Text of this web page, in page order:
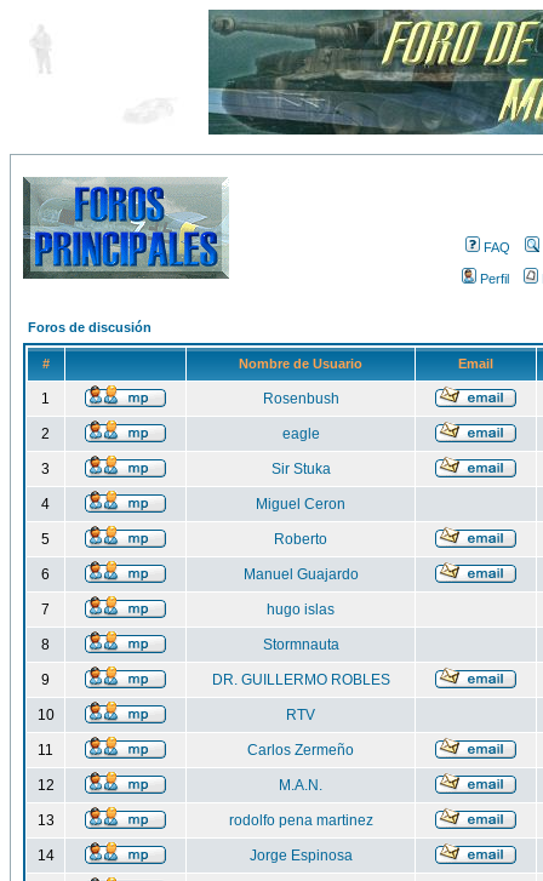
FAQ
Perfil
Foros de discusión
# Nombre de Usuario Email
1 Rosenbush
2 eagle
3 Sir Stuka
4 Miguel Ceron
5 Roberto
6 Manuel Guajardo
7 hugo islas
8 Stormnauta
9 DR. GUILLERMO ROBLES
10 RTV
11 Carlos Zermeño
12 M.A.N.
13 rodolfo pena martinez
14 Jorge Espinosa